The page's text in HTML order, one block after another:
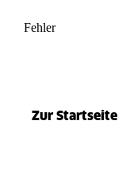
Fehler
Zur Startseite